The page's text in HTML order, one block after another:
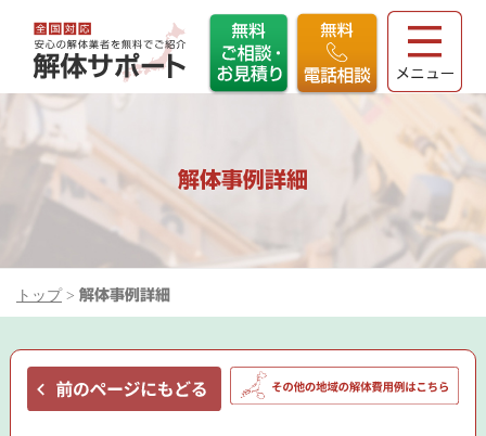
解体事例詳細
トップ > 解体事例詳細